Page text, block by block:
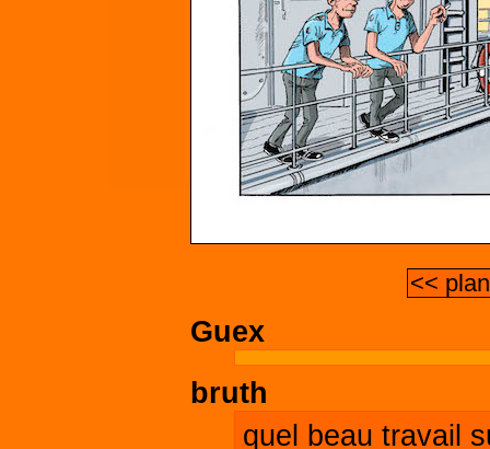
<<
Guex
bruth
quel beau travail